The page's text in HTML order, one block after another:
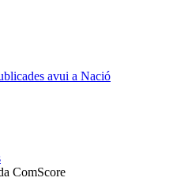
avui a Nació
ComScore